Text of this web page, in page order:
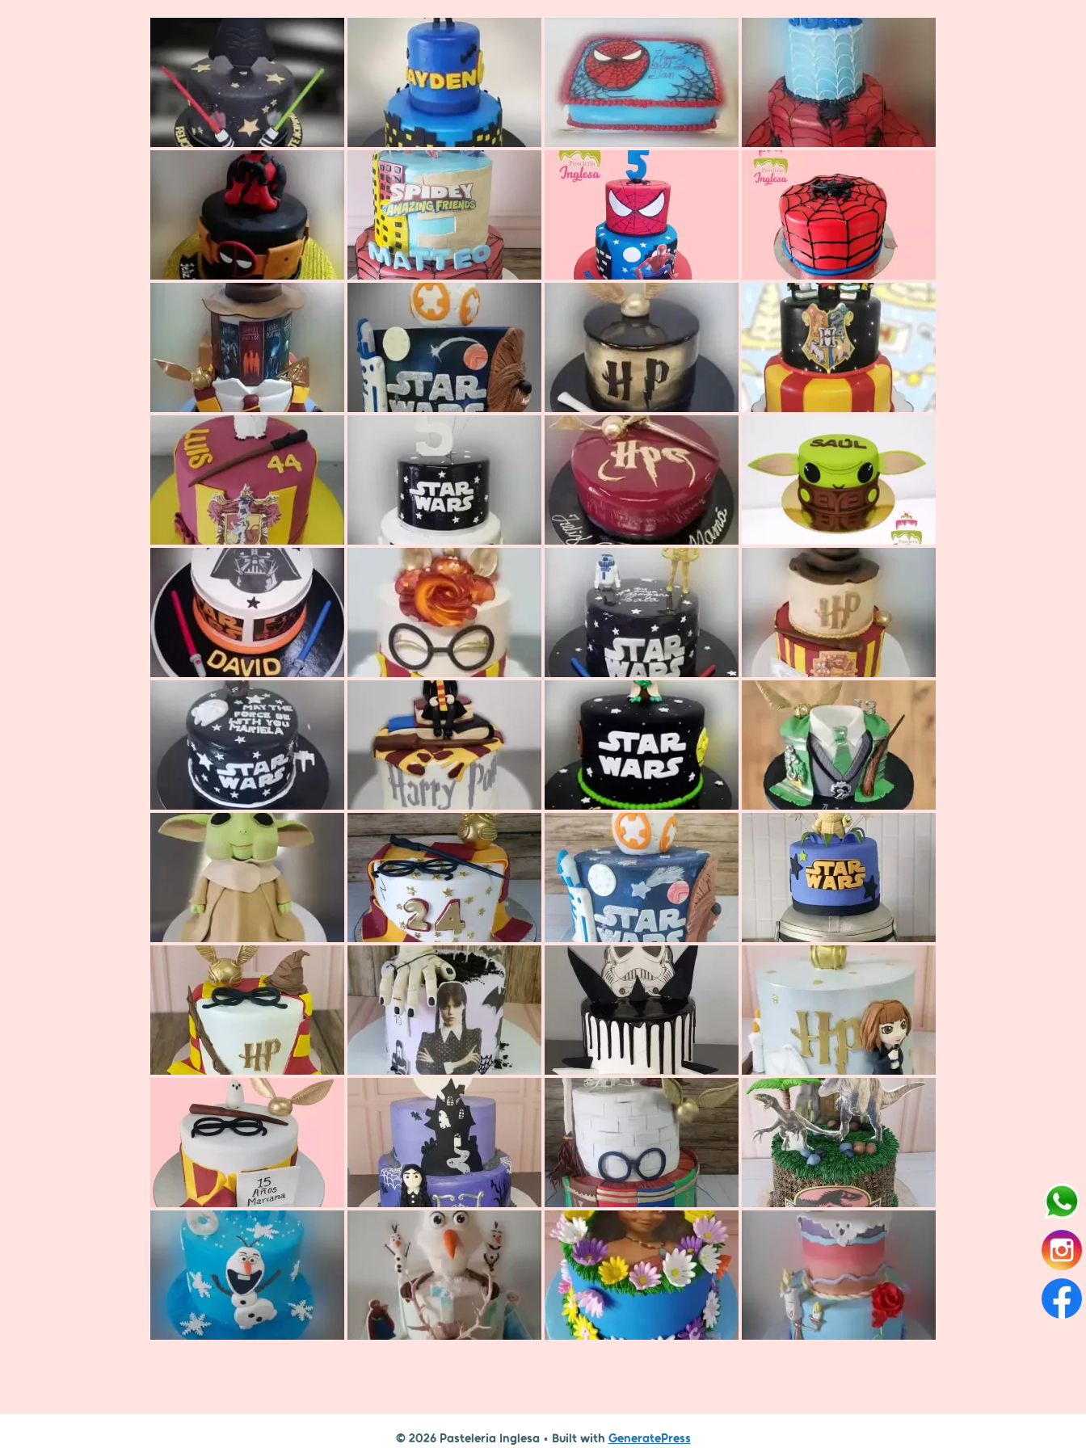
© 2026 Pasteleria Inglesa• Built with GeneratePress